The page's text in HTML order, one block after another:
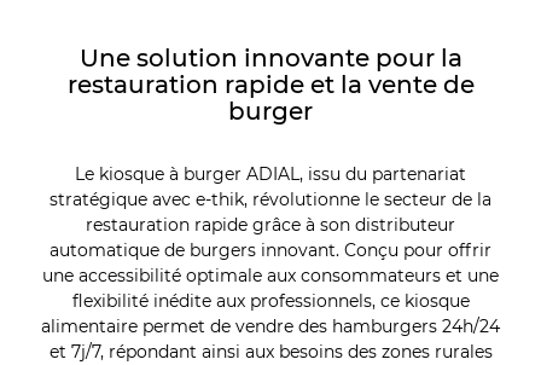
Une solution innovante pour la
restauration rapide et la vente de
burger
Le kiosque à burger ADIAL, issu du partenariat
stratégique avec e-thik, révolutionne le secteur de la
restauration rapide grâce à son distributeur
automatique de burgers innovant. Conçu pour offrir
une accessibilité optimale aux consommateurs et une
flexibilité inédite aux professionnels, ce kiosque
alimentaire permet de vendre des hamburgers 24h/24
et 7j/7, répondant ainsi aux besoins des zones rurales